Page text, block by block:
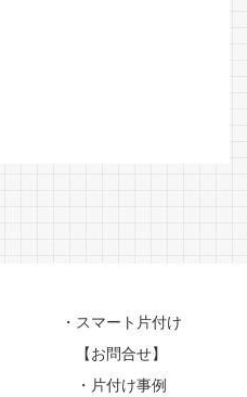
・スマート片付け
【お問合せ】
・片付け事例